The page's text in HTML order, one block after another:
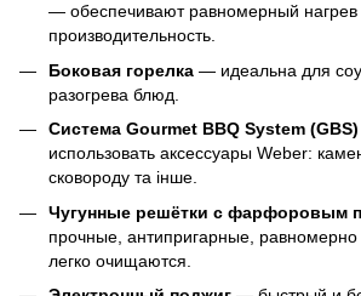
— обеспечивают равномерный нагрев
производительность.
Боковая горелка — идеальна для
разогрева блюд.
Система Gourmet BBQ System (GBS)
использовать аксессуары Weber:
сковороду та інше.
Чугунные решётки с фарфоровым
прочные, антипригарные, равномерно
легко очищаются.